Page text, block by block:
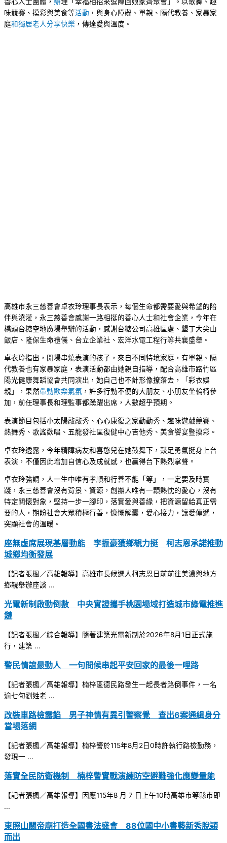
善心人士團體， 辦理「幸福相招來逗陣回娘家齊聚會」。以歌舞、趣
味競賽、摸彩與美食等活動 ，與身心障礙、單親、隔代教養、家暴家
庭和獨居老人分享快樂 ，傳達愛與溫度。
高雄市永三慈善會卓衣玲理事長表示，每個生命都需要愛與希望的陪
伴與澆灌，永三慈善會感謝一路相挺的善心人士和社會企業，今年在
橋頭台糖空地廣場舉辦的活動，感謝台糖公司高雄區處、墾丁大尖山
飯店、隆保生命禮儀、台立企業社、宏洋水電工程行等共襄盛舉。
卓衣玲指出，開場串燒表演的孩子，來自不同特境家庭，有單親、隔
代教養也有家暴家庭，表演活動都由她親自指導，配合高雄市路竹區
陽光健康舞蹈協會共同演出，她自己也不計形像撩落去，「彩衣娛
親」，果然帶動歡樂氣氛 ，許多行動不便的大朋友、小朋友坐輪椅參
加，前任理事長和理監事都踴躍出席，人數超乎預期。
表演節目包括小太陽敲敲秀、心心康復之家動動秀、趣味遊戲競賽、
熱舞秀、歌謠歡唱、五龍發社區復健中心吉他秀、美食饗宴暨摸彩。
卓衣玲透露，今年精障病友和喜憨兒在她鼓舞下，鼓足勇氣挺身上台
表演，不僅因此增加自信心及成就感，也贏得台下熱烈掌聲。
卓衣玲強調，人一生中唯有孝順和行善不能「等」，一定要及時實
踐，永三慈善會沒有背景、資源，創辦人唯有一顆熱忱的愛心，沒有
特定關懷對象，堅持一步一腳印，落實愛與善緣，把資源留給真正需
要的人，期盼社會大眾積極行善，慷慨解囊，愛心接力，讓愛傳遞，
突顯社會的溫暖。
座無虛席展現基層動能 李振豪獲鄉親力挺 柯志恩承諾推動
城鄉均衡發展
【記者張楓／高雄報導】高雄市長候選人柯志恩日前前往美濃與地方
鄉親舉辦座談 ...
光電新制啟動倒數 中央實證攜手桃園場域打造城市綠電推進
鏈
【記者張楓／綜合報導】隨著建築光電新制於2026年8月1日正式施
行，建築 ...
警民情誼最動人 一句問候串起平安回家的最後一哩路
【記者張楓／高雄報導】楠梓區德民路發生一起長者路倒事件，一名
逾七旬劉姓老 ...
改裝車路檢露餡 男子神情有異引警察覺 查出6案通緝身分
當場落網
【記者張楓／高雄報導】楠梓警於115年8月2日0時許執行路檢勤務，
發現一 ...
落實全民防衛機制 楠梓警實戰演練防空避難強化應變量能
【記者張楓／高雄報導】因應115年8 月 7 日上午10時高雄市等縣市即
...
東照山關帝廟打造全國書法盛會 88位國中小書藝新秀脫穎
而出